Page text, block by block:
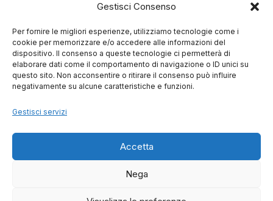
Gestisci Consenso
Per fornire le migliori esperienze, utilizziamo tecnologie come i
cookie per memorizzare e/o accedere alle informazioni del
dispositivo. Il consenso a queste tecnologie ci permetterà di
elaborare dati come il comportamento di navigazione o ID unici su
questo sito. Non acconsentire o ritirare il consenso può influire
negativamente su alcune caratteristiche e funzioni.
Gestisci servizi
Accetta
Nega